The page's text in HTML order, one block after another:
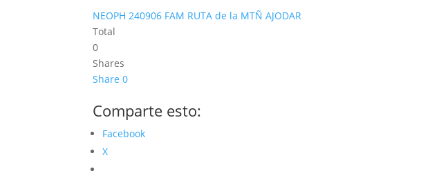
NEOPH 240906 FAM RUTA de la MTÑ AJODAR
Total
0
Shares
Share 0
Comparte esto:
Facebook
X